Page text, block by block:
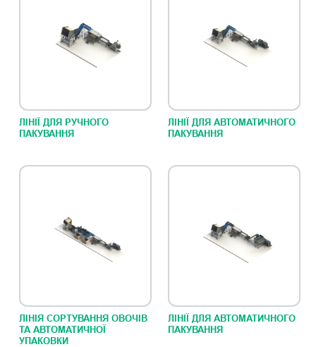
ЛІНІЇ ДЛЯ РУЧНОГО
ПАКУВАННЯ
ЛІНІЇ ДЛЯ АВТОМАТИЧНОГО
ПАКУВАННЯ
ЛІНІЯ СОРТУВАННЯ ОВОЧІВ
ТА АВТОМАТИЧНОЇ
УПАКОВКИ
ЛІНІЇ ДЛЯ АВТОМАТИЧНОГО
ПАКУВАННЯ